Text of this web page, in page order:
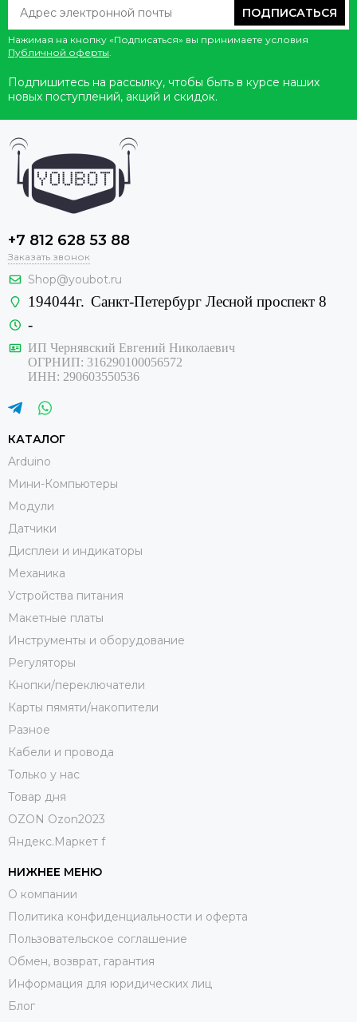
ПОДПИСАТЬСЯ
Нажимая на кнопку «Подписаться» вы принимаете условия
Публичной оферты.
Подпишитесь на рассылку, чтобы быть в курсе наших
новых поступлений, акций и скидок.
+7 812 628 53 88
Заказать звонок
Shop@youbot.ru
194044г. Санкт-Петербург Лесной проспект 8
-
ИП Чернявский Евгений Николаевич
ОГРНИП: 316290100056572
ИНН: 290603550536
КАТАЛОГ
Arduino
Мини-Компьютеры
Модули
Датчики
Дисплеи и индикаторы
Механика
Устройства питания
Макетные платы
Инструменты и оборудование
Регуляторы
Кнопки/переключатели
Карты пямяти/накопители
Разное
Кабели и провода
Только у нас
Товар дня
OZON Ozon2023
Яндекс.Маркет f
НИЖНЕЕ МЕНЮ
О компании
Политика конфиденциальности и оферта
Пользовательское соглашение
Обмен, возврат, гарантия
Информация для юридических лиц
Блог